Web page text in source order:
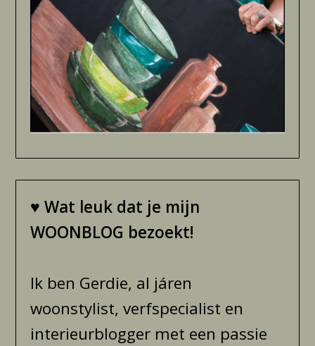
♥Wat leuk dat je mijn
WOONBLOG bezoekt!
Ik ben Gerdie, al járen
woonstylist, verfspecialist en
interieurblogger met een passie